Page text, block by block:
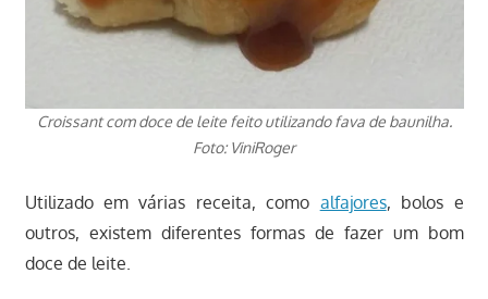
Croissant com doce de leite feito utilizando fava de baunilha.
Foto: ViniRoger
Utilizado em várias receita, como alfajores, bolos e
outros, existem diferentes formas de fazer um bom
doce de leite.